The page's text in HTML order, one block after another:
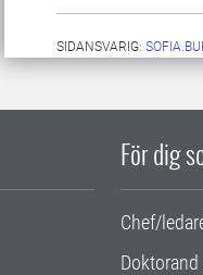
SIDANSVARIG:
För dig
Chef/